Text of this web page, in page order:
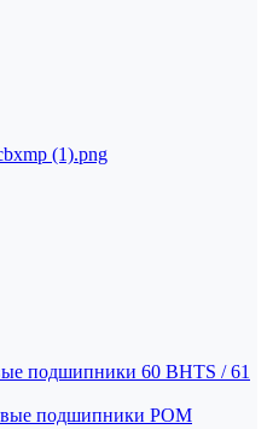
подшипники 60 BHTS / 61
подшипники POM